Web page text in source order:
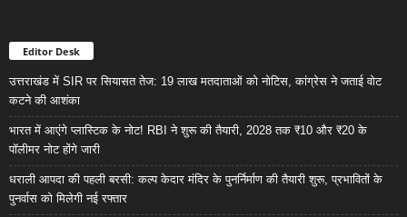
Editor Desk
उत्तराखंड में SIR पर सियासत तेज: 19 लाख मतदाताओं को नोटिस, कांग्रेस ने जताई वोट
कटने की आशंका
भारत में आएंगे प्लास्टिक के नोट! RBI ने शुरू की तैयारी, 2028 तक ₹10 और ₹20 के
पॉलीमर नोट होंगे जारी
धराली आपदा की पहली बरसी: कल्प केदार मंदिर के पुनर्निर्माण की तैयारी शुरू, प्रभावितों के
पुनर्वास को मिलेगी नई रफ्तार